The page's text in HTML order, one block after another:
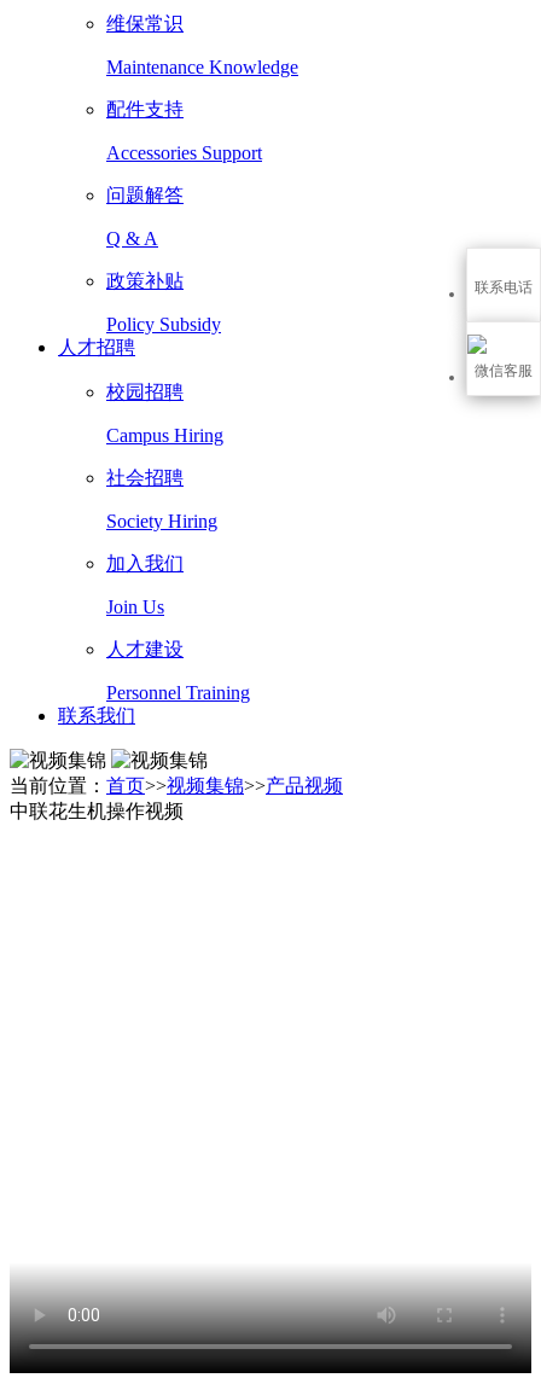
维保常识
Maintenance Knowledge
配件支持
Accessories Support
问题解答
Q & A
政策补贴
Policy Subsidy
人才招聘
校园招聘
Campus Hiring
社会招聘
Society Hiring
加入我们
Join Us
人才建设
Personnel Training
联系我们
当前位置： 首页>>视频集锦>>产品视频
中联花生机操作视频
联系电话
微信客服